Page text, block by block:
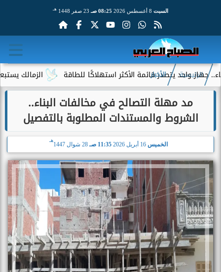
السبت 08:25 صـ 23 صفر 1448 هـ
الزمالك يستبعد 4 لاعبين شباب من حساباته في الموسم الجديد يتصدر قائمة الأكثر استهلاكًا للطاقة
الرئيسية الأخبار
مد مهلة التصالح في مخالفات البناء..
الشروط والمستندات المطلوبة بالتفصيل
الخميس 11:35 صـ 28 شوال 1447
هـ